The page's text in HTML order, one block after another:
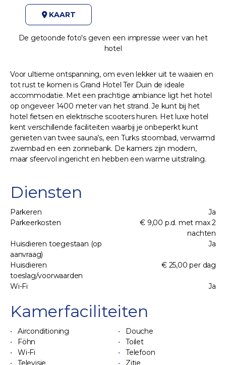
KAART
De getoonde foto's geven een impressie weer van het
hotel
Voor ultieme ontspanning, om even lekker uit te waaien en
tot rust te komen is Grand Hotel Ter Duin de ideale
accommodatie. Met een prachtige ambiance ligt het hotel
op ongeveer 1400 meter van het strand. Je kunt bij het
hotel fietsen en elektrische scooters huren. Het luxe hotel
kent verschillende faciliteiten waarbij je onbeperkt kunt
genieten van twee sauna’s, een Turks stoombad, verwarmd
zwembad en een zonnebank. De kamers zijn modern,
maar sfeervol ingericht en hebben een warme uitstraling.
Diensten
Parkeren
Ja
Parkeerkosten
€ 9,00 p.d. met max 2
nachten
Huisdieren toegestaan (op
aanvraag)
Ja
Huisdieren
toeslag/voorwaarden
€ 25,00 per dag
Wi-Fi Ja
Kamerfaciliteiten
Airconditioning
Douche
Föhn
Toilet
Wi-Fi
Telefoon
Televisie
Zitje